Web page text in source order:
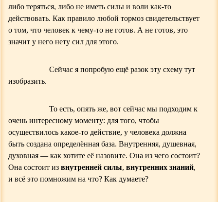
либо теряться, либо не иметь силы и воли как-то
действовать. Как правило любой тормоз свидетельствует
о том, что человек к чему-то не готов. А не готов, это
значит у него нету сил для этого.
Сейчас я попробую ещё разок эту схему тут
изобразить.
То есть, опять же, вот сейчас мы подходим к
очень интересному моменту: для того, чтобы
осуществилось какое-то действие, у человека должна
быть создана определённая база. Внутренняя, душевная,
духовная — как хотите её назовите. Она из чего состоит?
Она состоит из внутренней силы, внутренних знаний,
и всё это помножим на что? Как думаете?